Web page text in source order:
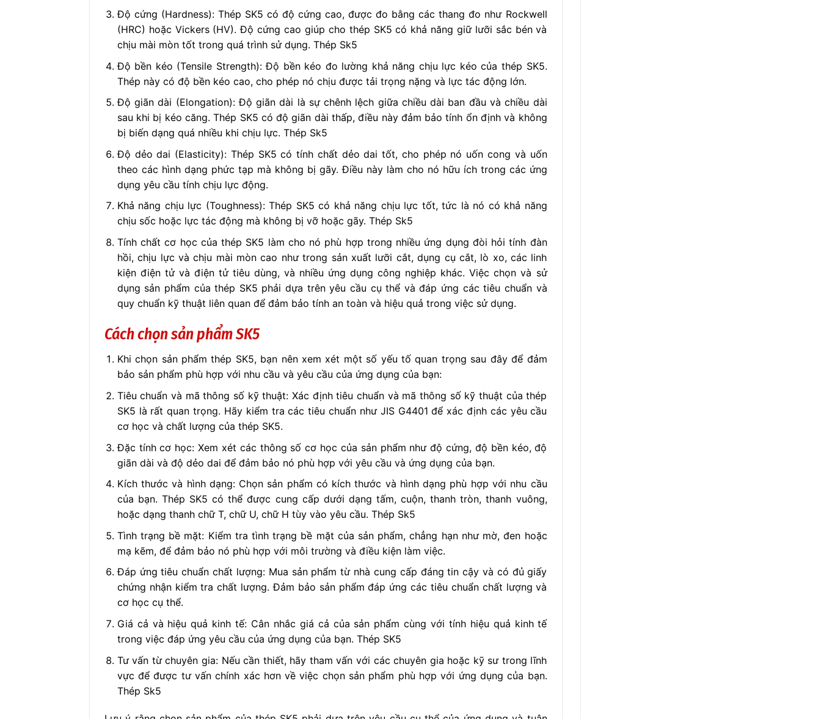
Độ cứng (Hardness): Thép SK5 có độ cứng cao, được đo bằng các thang đo như Rockwell
(HRC) hoặc Vickers (HV). Độ cứng cao giúp cho thép SK5 có khả năng giữ lưỡi sắc bén và
chịu mài mòn tốt trong quá trình sử dụng. Thép Sk5
Độ bền kéo (Tensile Strength): Độ bền kéo đo lường khả năng chịu lực kéo của thép SK5.
Thép này có độ bền kéo cao, cho phép nó chịu được tải trọng nặng và lực tác động lớn.
Độ giãn dài (Elongation): Độ giãn dài là sự chênh lệch giữa chiều dài ban đầu và chiều dài
sau khi bị kéo căng. Thép SK5 có độ giãn dài thấp, điều này đảm bảo tính ổn định và không
bị biến dạng quá nhiều khi chịu lực. Thép Sk5
Độ dẻo dai (Elasticity): Thép SK5 có tính chất dẻo dai tốt, cho phép nó uốn cong và uốn
theo các hình dạng phức tạp mà không bị gãy. Điều này làm cho nó hữu ích trong các ứng
dụng yêu cầu tính chịu lực động.
Khả năng chịu lực (Toughness): Thép SK5 có khả năng chịu lực tốt, tức là nó có khả năng
chịu sốc hoặc lực tác động mà không bị vỡ hoặc gãy. Thép Sk5
Tính chất cơ học của thép SK5 làm cho nó phù hợp trong nhiều ứng dụng đòi hỏi tính đàn
hồi, chịu lực và chịu mài mòn cao như trong sản xuất lưỡi cắt, dụng cụ cắt, lò xo, các linh
kiện điện tử và điện tử tiêu dùng, và nhiều ứng dụng công nghiệp khác. Việc chọn và sử
dụng sản phẩm của thép SK5 phải dựa trên yêu cầu cụ thể và đáp ứng các tiêu chuẩn và
quy chuẩn kỹ thuật liên quan để đảm bảo tính an toàn và hiệu quả trong việc sử dụng.
Cách chọn sản phẩm SK5
Khi chọn sản phẩm thép SK5, bạn nên xem xét một số yếu tố quan trọng sau đây để đảm
bảo sản phẩm phù hợp với nhu cầu và yêu cầu của ứng dụng của bạn:
Tiêu chuẩn và mã thông số kỹ thuật: Xác định tiêu chuẩn và mã thông số kỹ thuật của thép
SK5 là rất quan trọng. Hãy kiểm tra các tiêu chuẩn như JIS G4401 để xác định các yêu cầu
cơ học và chất lượng của thép SK5.
Đặc tính cơ học: Xem xét các thông số cơ học của sản phẩm như độ cứng, độ bền kéo, độ
giãn dài và độ dẻo dai để đảm bảo nó phù hợp với yêu cầu và ứng dụng của bạn.
Kích thước và hình dạng: Chọn sản phẩm có kích thước và hình dạng phù hợp với nhu cầu
của bạn. Thép SK5 có thể được cung cấp dưới dạng tấm, cuộn, thanh tròn, thanh vuông,
hoặc dạng thanh chữ T, chữ U, chữ H tùy vào yêu cầu. Thép Sk5
Tình trạng bề mặt: Kiểm tra tình trạng bề mặt của sản phẩm, chẳng hạn như mờ, đen hoặc
mạ kẽm, để đảm bảo nó phù hợp với môi trường và điều kiện làm việc.
Đáp ứng tiêu chuẩn chất lượng: Mua sản phẩm từ nhà cung cấp đáng tin cậy và có đủ giấy
chứng nhận kiểm tra chất lượng. Đảm bảo sản phẩm đáp ứng các tiêu chuẩn chất lượng và
cơ học cụ thể.
Giá cả và hiệu quả kinh tế: Cân nhắc giá cả của sản phẩm cùng với tính hiệu quả kinh tế
trong việc đáp ứng yêu cầu của ứng dụng của bạn. Thép SK5
Tư vấn từ chuyên gia: Nếu cần thiết, hãy tham vấn với các chuyên gia hoặc kỹ sư trong lĩnh
vực để được tư vấn chính xác hơn về việc chọn sản phẩm phù hợp với ứng dụng của bạn.
Thép Sk5